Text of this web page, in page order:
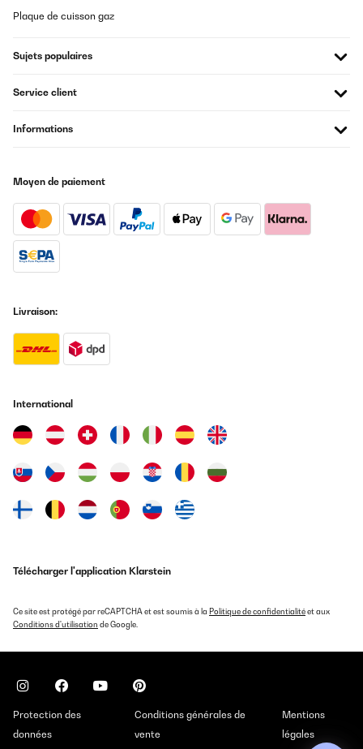
Plaque de cuisson gaz
Sujets populaires
Service client
Informations
Moyen de paiement
Livraison:
International
Télécharger l'application Klarstein
Ce site est protégé par reCAPTCHA et est soumis à la Politique de confidentialitéet aux
Conditions d'utilisation de Google.
Protection des
données
Conditions générales de
vente
Mentions
légales